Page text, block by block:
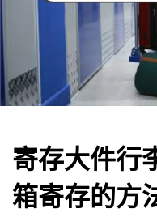
寄存大件行
箱寄存的方